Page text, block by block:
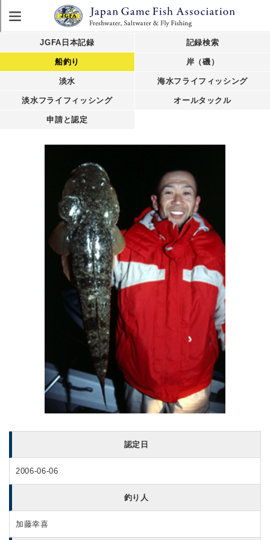
JGFA日本記録 記録検索
船釣り 岸（磯）
淡水 海水フライフィッシング
淡水フライフィッシング オールタックル
申請と認定
認定日
2006-06-06
釣り人
加藤幸喜